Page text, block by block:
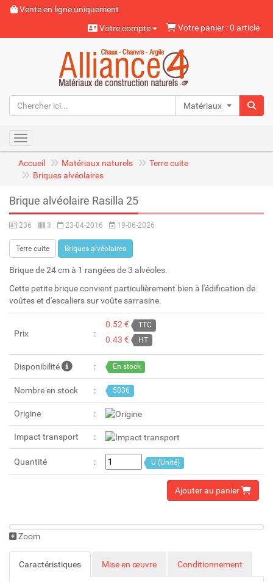
Vente en ligne uniquement
Votre compte
Votre panier : 0 article
Matériaux naturels
Toggle navigation
Accueil Matériaux naturels
Terre cuite
Briques alvéolaires
Brique alvéolaire Rasilla 25
236 3 23-04-2016 19-06-2026
Terre cuite Briques alvéolaires
Brique de 24 cm à 1 rangées de 3 alvéoles.
Cette petite brique convient particulièrement bien à l'édification de
voûtes et d'escaliers sur voûte sarrasine.
Prix
0.52 € TTC
0.43 € HT
Disponibilité En stock
Nombre en stock 5036
Origine
Impact transport
Quantité U (Unité)
Ajouter au panier
Zoom
Caractéristiques Mise en œuvre Conditionnement